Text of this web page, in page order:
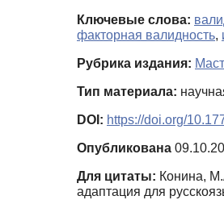
Ключевые слова:
факторная валидность,
Рубрика издания:
Тип материала:
DOI: https://doi.org/
Опубликована
Для цитаты: Конина,
адаптация для